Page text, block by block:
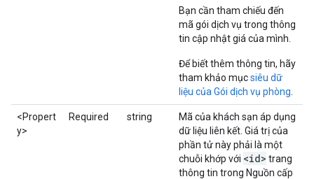
Bạn cần tham chiếu đến
mã gói dịch vụ trong thông
tin cập nhật giá của mình.
Để biết thêm thông tin, hãy
tham khảo mụcsiêu dữ
liệu của Gói dịch vụ phòng
<Propert
y>
Required string
Mã của khách sạn áp dụng
dữ liệu liên kết. Giá trị của
phần tử này phải là một
chuỗi khớp với <id> trang
thông tin trong Nguồn cấp